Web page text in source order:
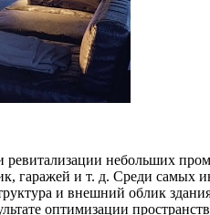
ревитализации небольших
гаражей и т. д. Среди самых
и внешний облик
оптимизации